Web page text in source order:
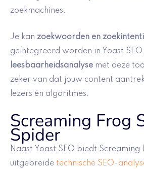
zoekmachines.
Je kan zoekwoorden en
geïntegreerd worden in Yoast
leesbaarheidsanalyse met deze
zeker van dat jouw content
lezers én algoritmes.
Screaming Frog
Spider
Naast Yoast SEO biedt Screaming
uitgebreide technische SEO-